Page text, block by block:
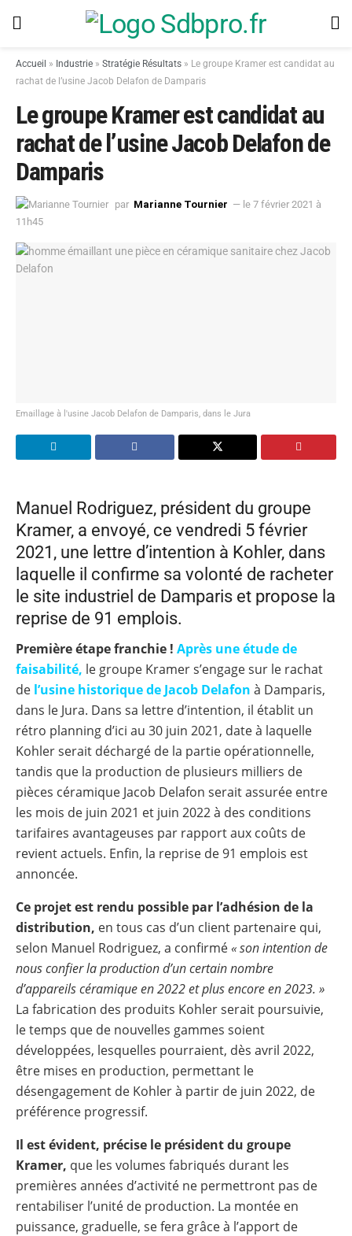
Accueil » Industrie » Stratégie Résultats » Le groupe Kramer est candidat au
rachat de l’usine Jacob Delafon de Damparis
Le groupe Kramer est candidat au
rachat de l’usine Jacob Delafon de
Damparis
par Marianne Tournier — le 7 février 2021 à
11h45
Emaillage à l'usine Jacob Delafon de Damparis, dans le Jura
Manuel Rodriguez, président du groupe
Kramer, a envoyé, ce vendredi 5 février
2021, une lettre d’intention à Kohler, dans
laquelle il confirme sa volonté de racheter
le site industriel de Damparis et propose la
reprise de 91 emplois.
Première étape franchie ! Après une étude de
faisabilité, le groupe Kramer s’engage sur le rachat
de l’usine historique de Jacob Delafon à Damparis,
dans le Jura. Dans sa lettre d’intention, il établit un
rétro planning d’ici au 30 juin 2021, date à laquelle
Kohler serait déchargé de la partie opérationnelle,
tandis que la production de plusieurs milliers de
pièces céramique Jacob Delafon serait assurée entre
les mois de juin 2021 et juin 2022 à des conditions
tarifaires avantageuses par rapport aux coûts de
revient actuels. Enfin, la reprise de 91 emplois est
annoncée.
Ce projet est rendu possible par l’adhésion de la
distribution, en tous cas d’un client partenaire qui,
selon Manuel Rodriguez, a confirmé« son intention de
nous confier la production d’un certain nombre
d’appareils céramique en 2022 et plus encore en 2023. »
La fabrication des produits Kohler serait poursuivie,
le temps que de nouvelles gammes soient
développées, lesquelles pourraient, dès avril 2022,
être mises en production, permettant le
désengagement de Kohler à partir de juin 2022, de
préférence progressif.
Il est évident, précise le président du groupe
Kramer, que les volumes fabriqués durant les
premières années d’activité ne permettront pas de
rentabiliser l’unité de production. La montée en
puissance, graduelle, se fera grâce à l’apport de